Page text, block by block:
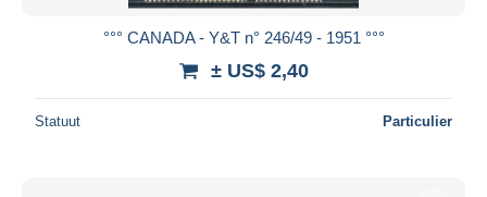
°°° CANADA - Y&T n° 246/49 - 1951 °°°
± US$ 2,40
Statuut Particulier